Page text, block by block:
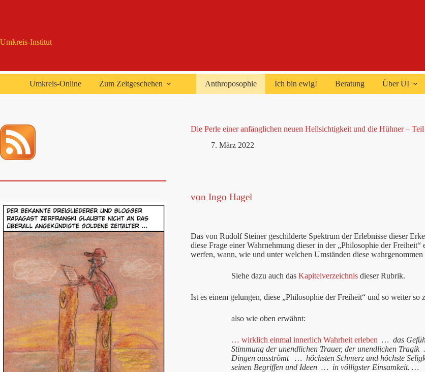
Umkreis-Institut
Umkreis-Online Zum Zeitgeschehen Anthroposophie Ich bin ewig! Beratung Über UI
Die Perle einer anfänglichen neuen Hellsichtigkeit und die Hühner – Teil
7. März 2022
von Ingo Hagel
Das von Rudolf Steiner geschilderte Spektrum der Erlebnisse dieser
diese Frage einer Wahrnehmung dieser in der „Philosophie der Freiheit“
werfen, wann, wie und unter welchen Umständen diese
Siehe dazu auch das Kapitelverzeichnisdieser Rubrik.
Ist es einem gelungen, diese „Philosophie der Freiheit“ und so weiter so
also wie oben erwähnt:
… wirklich einmal innerlich Wahrheit erleben … das
Stimmung der unendlichen Trauer, der unendlichen Tragik
Dingen ausströmt
… höchsten Schmerz und höchste
seinen Begriffen und Ideen … in völligster Einsamkeit. …